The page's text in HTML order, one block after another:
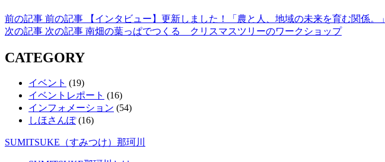
前の記事 前の記事
【インタビュー】更新しました！「農と人、地域の未来を育む関係。」
次の記事 次の記事 南畑の葉っぱでつくる クリスマスツリーのワークショップ
CATEGORY
イベント (19)
イベントレポート (16)
インフォメーション (54)
しほさんぽ(16)
SUMITSUKE（すみつけ）那珂川